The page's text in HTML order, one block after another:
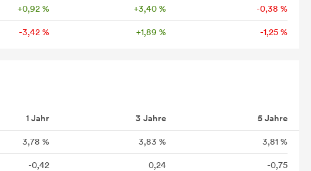
+0,92 % +3,40 % -0,38 %
-3,42 % +1,89 % -1,25 %
1 Jahr 3 Jahre 5 Jahre
3,78 % 3,83 % 3,81 %
-0,42 0,24 -0,75